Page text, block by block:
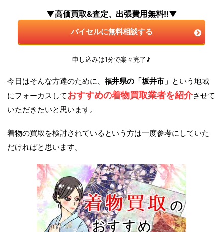
▼高価買取&査定、出張費用無料!!▼
バイセルに無料相談する
申し込みは1分で楽々完了♪
今日はそんな方達のために、 福井県の「坂井市」 という地域
にフォーカスしておすすめの着物買取業者を紹介させて
いただきたいと思います。
着物の買取を検討されているという方は一度参考にしていた
だければと思います。